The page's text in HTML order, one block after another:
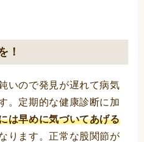
！
いので発見が遅れて病気
。定期的な健康診断に加
は早めに気づいてあげる
ります。正常な股関節が